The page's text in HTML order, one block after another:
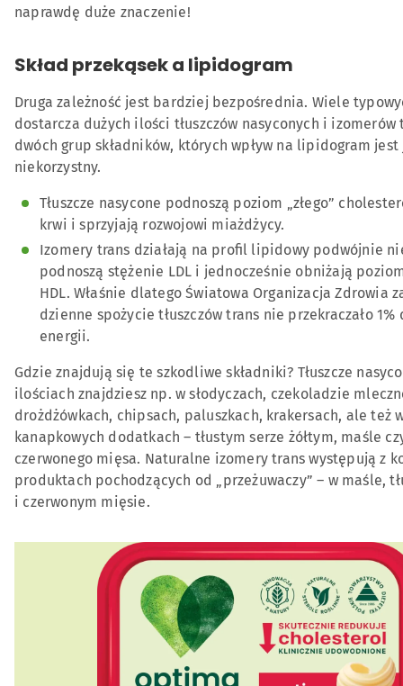
naprawdę duże znaczenie!
Skład przekąsek a lipidogram
Druga zależność jest bardziej bezpośrednia. Wiele
dostarcza dużych ilości tłuszczów nasyconych i izomerów
dwóch grup składników, których wpływ na lipidogram
niekorzystny.
Tłuszcze nasycone podnoszą poziom „złego”
krwi i sprzyjają rozwojowi miażdżycy.
Izomery trans działają na profil lipidowy podwójnie
podnoszą stężenie LDL i jednocześnie obniżają
HDL. Właśnie dlatego Światowa Organizacja Zdrowia
dzienne spożycie tłuszczów trans nie przekraczało
energii.
Gdzie znajdują się te szkodliwe składniki? Tłuszcze
ilościach znajdziesz np. w słodyczach, czekoladzie
drożdżówkach, chipsach, paluszkach, krakersach, ale też
kanapkowych dodatkach – tłustym serze żółtym, maśle
czerwonego mięsa. Naturalne izomery trans występują z
produktach pochodzących od „przeżuwaczy” – w maśle,
i czerwonym mięsie.